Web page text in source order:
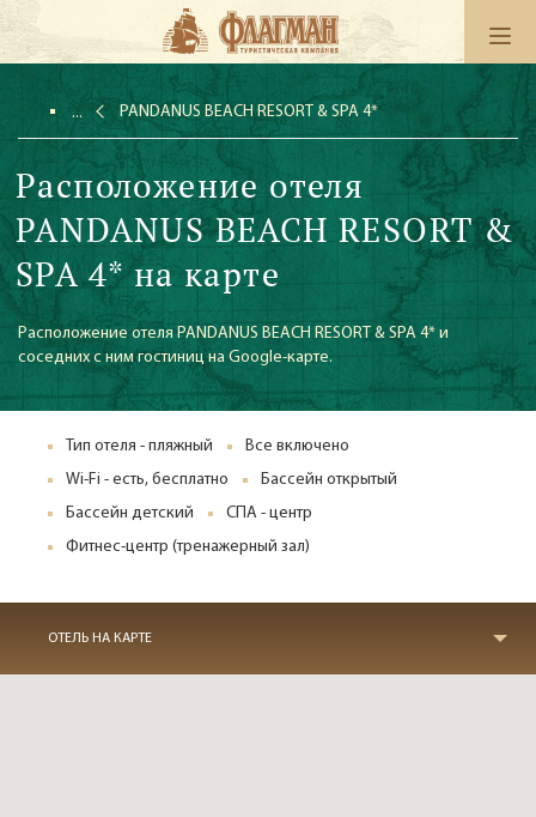
PANDANUS BEACH RESORT & SPA 4*
Расположение отеля
PANDANUS BEACH RESORT &
SPA 4* на карте
Расположение отеля PANDANUS BEACH RESORT & SPA 4* и
соседних с ним гостиниц на Google-карте.
Тип отеля - пляжный
Все включено
Wi-Fi - есть, бесплатно
Бассейн открытый
Бассейн детский
СПА - центр
Фитнес-центр (тренажерный зал)
ОТЕЛЬ НА КАРТЕ